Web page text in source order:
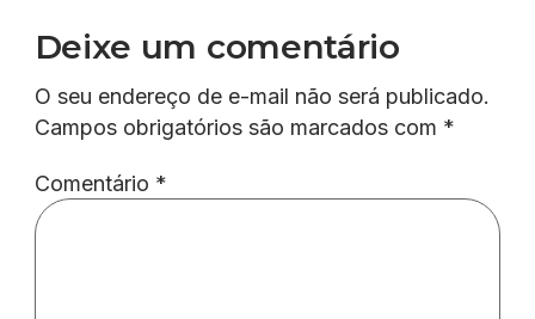
Deixe um comentário
O seu endereço de e-mail não será publicado.
Campos obrigatórios são marcados com *
Comentário *